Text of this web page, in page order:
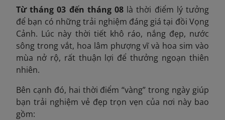
Từ tháng 03 đến tháng 08 là thời điểm lý tưởng
để bạn có những trải nghiệm đáng giá tại đồi Vọng
Cảnh. Lúc này thời tiết khô ráo, nắng đẹp, nước
sông trong vắt, hoa lâm phượng vĩ và hoa sim vào
mùa nở rộ, rất thuận lợi để thưởng ngoạn thiên
nhiên.
Bên cạnh đó, hai thời điểm “vàng” trong ngày giúp
bạn trải nghiệm vẻ đẹp trọn vẹn của nơi này bao
gồm: